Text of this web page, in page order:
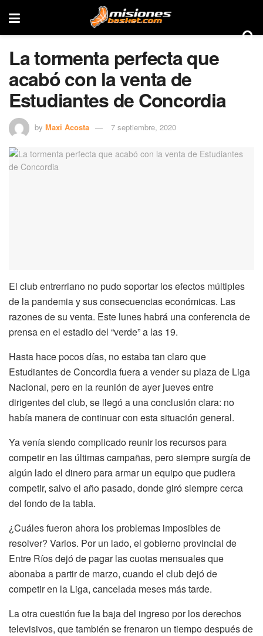
La tormenta perfecta que
acabó con la venta de
Estudiantes de Concordia
by Maxi Acosta 7 septiembre, 2020
El club entrerriano no pudo soportar los efectos múltiples
de la pandemia y sus consecuencias económicas. Las
razones de su venta. Este lunes habrá una conferencia de
prensa en el estadio del “verde” a las 19.
Hasta hace pocos días, no estaba tan claro que
Estudiantes de Concordia fuera a vender su plaza de Liga
Nacional, pero en la reunión de ayer jueves entre
dirigentes del club, se llegó a una conclusión clara: no
había manera de continuar con esta situación general.
Ya venía siendo complicado reunir los recursos para
competir en las últimas campañas, pero siempre surgía de
algún lado el dinero para armar un equipo que pudiera
competir, salvo el año pasado, donde giró siempre cerca
del fondo de la tabla.
¿Cuáles fueron ahora los problemas imposibles de
resolver? Varios. Por un lado, el gobierno provincial de
Entre Ríos dejó de pagar las cuotas mensuales que
abonaba a partir de marzo, cuando el club dejó de
competir en la Liga, cancelada meses más tarde.
La otra cuestión fue la baja del ingreso por los derechos
televisivos, que también se frenaron un tiempo después de